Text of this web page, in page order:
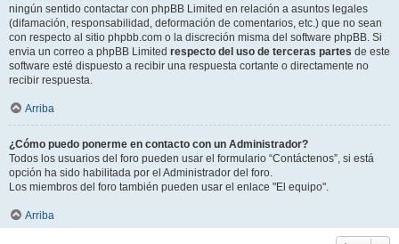
ningún sentido contactar con phpBB Limited en relación a asuntos legales
(difamación, responsabilidad, deformación de comentarios, etc.) que no sean
con respecto al sitio phpbb.com o la discreción misma del software phpBB. Si
envia un correo a phpBB Limited respecto del uso de terceras partes de este
software esté dispuesto a recibir una respuesta cortante o directamente no
recibir respuesta.
Arriba
¿Cómo puedo ponerme en contacto con un Administrador?
Todos los usuarios del foro pueden usar el formulario “Contáctenos”, si está
opción ha sido habilitada por el Administrador del foro.
Los miembros del foro también pueden usar el enlace "El equipo".
Arriba